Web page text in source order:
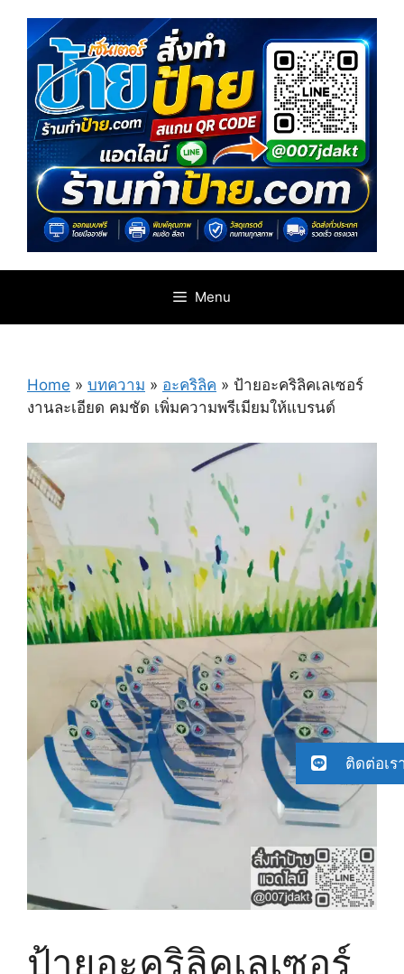
content
Menu
Home » บทความ » อะคริลิค » ป้ายอะคริลิคเลเซอร์
งานละเอียด คมชัด เพิ่มความพรีเมียมให้แบรนด์
ป้ายอะคริลิคเลเซอร์
ติดต่อเร